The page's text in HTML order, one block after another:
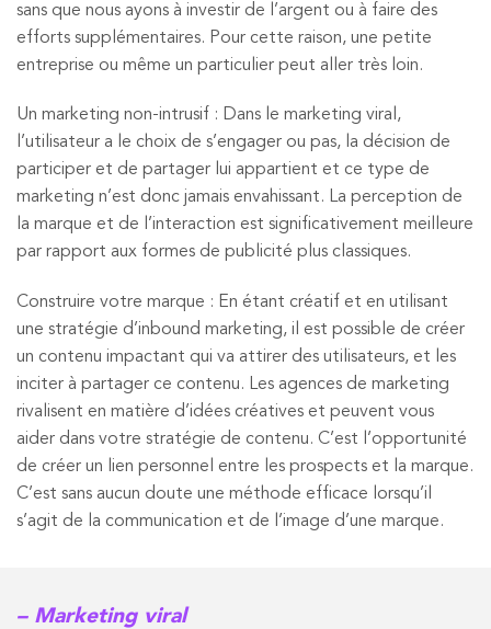
sans que nous ayons à investir de l’argent ou à faire des
efforts supplémentaires. Pour cette raison, une petite
entreprise ou même un particulier peut aller très loin.
Un marketing non-intrusif : Dans le marketing viral,
l’utilisateur a le choix de s’engager ou pas, la décision de
participer et de partager lui appartient et ce type de
marketing n’est donc jamais envahissant. La perception de
la marque et de l’interaction est significativement meilleure
par rapport aux formes de publicité plus classiques.
Construire votre marque : En étant créatif et en utilisant
une stratégie d’inbound marketing, il est possible de créer
un contenu impactant qui va attirer des utilisateurs, et les
inciter à partager ce contenu. Les agences de marketing
rivalisent en matière d’idées créatives et peuvent vous
aider dans votre stratégie de contenu. C’est l’opportunité
de créer un lien personnel entre les prospects et la marque.
C’est sans aucun doute une méthode efficace lorsqu’il
s’agit de la communication et de l’image d’une marque.
– Marketing viral